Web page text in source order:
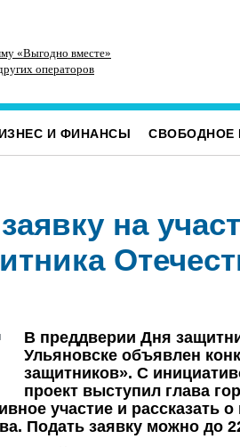
«Выгодно вместе»
операторов
В заволжском загсе
И ФИНАНСЫ СВОБОДНОЕ
на
В преддверии Дня
Ульяновске объявлен
защитников». С
проект выступил глава
участие и рассказать
Подать заявку можно до